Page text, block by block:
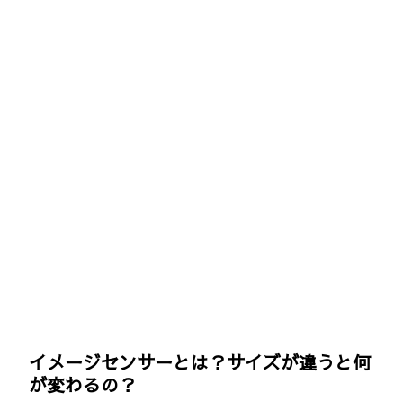
イメージセンサーとは？サイズが違うと何
が変わるの？